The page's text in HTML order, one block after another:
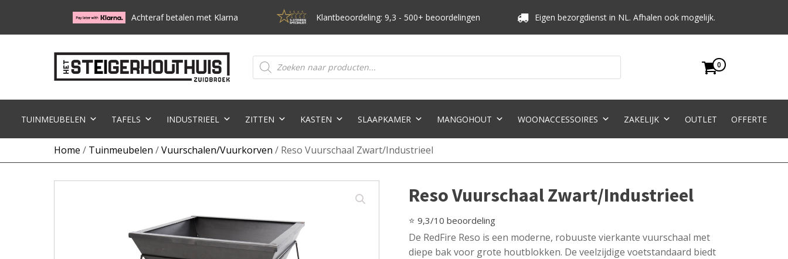
Achteraf betalen met Klarna Klantbeoordeling: 9,3 - 500+ beoordelingen Eigen bezorgdienst in NL. Afhalen ook mogelijk.
Producten
zoeken
0
TUINMEUBELEN TAFELS INDUSTRIEEL ZITTEN KASTEN SLAAPKAMER MANGOHOUT WOONACCESSOIRES ZAKELIJK OUTLET OFFERTE
Home / Tuinmeubelen /Vuurschalen/Vuurkorven / Reso Vuurschaal Zwart/Industrieel
Reso Vuurschaal Zwart/Industrieel
⭐ 9,3/10 beoordeling
De RedFire Reso is een moderne, robuuste vierkante vuurschaal met
diepe bak voor grote houtblokken. De veelzijdige voetstandaard biedt